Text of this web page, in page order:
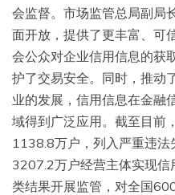
会监督。市场监管总局副局
面开放，提供了更丰富、可
会公众对企业信用信息的获
护了交易安全。同时，推动
业的发展，信用信息在金融
域得到广泛应用。截至目前
1138.8万户，列入严重违
3207.2万户经营主体实现信
类结果开展监管，对全国